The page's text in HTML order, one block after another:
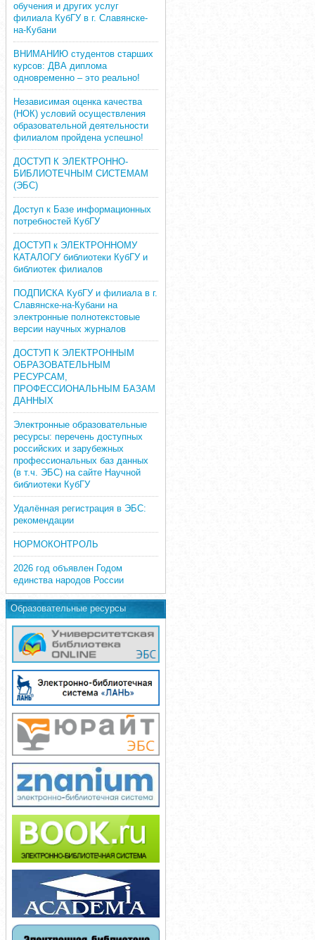
обучения и других услуг
филиала КубГУ в г. Славянске-
на-Кубани
ВНИМАНИЮ студентов старших
курсов: ДВА диплома
одновременно – это реально!
Независимая оценка качества
(НОК) условий осуществления
образовательной деятельности
филиалом пройдена успешно!
ДОСТУП К ЭЛЕКТРОННО-
БИБЛИОТЕЧНЫМ СИСТЕМАМ
(ЭБС)
Доступ к Базе информационных
потребностей КубГУ
ДОСТУП к ЭЛЕКТРОННОМУ
КАТАЛОГУ библиотеки КубГУ и
библиотек филиалов
ПОДПИСКА КубГУ и филиала в г.
Славянске-на-Кубани на
электронные полнотекстовые
версии научных журналов
ДОСТУП К ЭЛЕКТРОННЫМ
ОБРАЗОВАТЕЛЬНЫМ
РЕСУРСАМ,
ПРОФЕССИОНАЛЬНЫМ БАЗАМ
ДАННЫХ
Электронные образовательные
ресурсы: перечень доступных
российских и зарубежных
профессиональных баз данных
(в т.ч. ЭБС) на сайте Научной
библиотеки КубГУ
Удалённая регистрация в ЭБС:
рекомендации
НОРМОКОНТРОЛЬ
2026 год объявлен Годом
единства народов России
Образовательные ресурсы